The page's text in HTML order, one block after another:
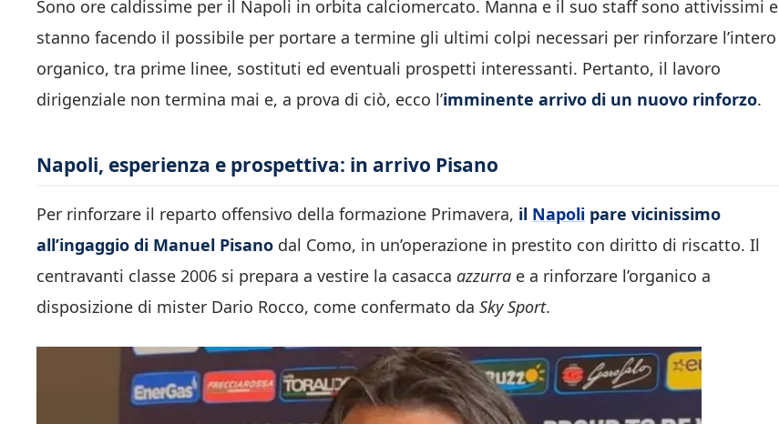
Sono ore caldissime per il Napoli in orbita calciomercato. Manna e il suo staff sono attivissimi e
stanno facendo il possibile per portare a termine gli ultimi colpi necessari per rinforzare l’intero
organico, tra prime linee, sostituti ed eventuali prospetti interessanti. Pertanto, il lavoro
dirigenziale non termina mai e, a prova di ciò, ecco l’imminente arrivo di un nuovo rinforzo.
Napoli, esperienza e prospettiva: in arrivo Pisano
Per rinforzare il reparto offensivo della formazione Primavera, il Napoli pare vicinissimo
all’ingaggio di Manuel Pisano dal Como, in un’operazione in prestito con diritto di riscatto. Il
centravanti classe 2006 si prepara a vestire la casacca azzurra e a rinforzare l’organico a
disposizione di mister Dario Rocco, come confermato da Sky Sport.